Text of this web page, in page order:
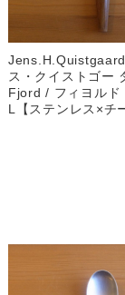
ス・クイストゴー
Fjord / フィヨルド
L【ステンレス×チ